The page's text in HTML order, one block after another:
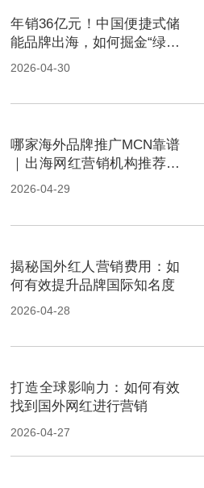
年销36亿元！中国便捷式储
能品牌出海，如何掘金“绿色
经济”新风口
2026-04-30
哪家海外品牌推广MCN靠谱
｜出海网红营销机构推荐指
南
2026-04-29
揭秘国外红人营销费用：如
何有效提升品牌国际知名度
2026-04-28
打造全球影响力：如何有效
找到国外网红进行营销
2026-04-27